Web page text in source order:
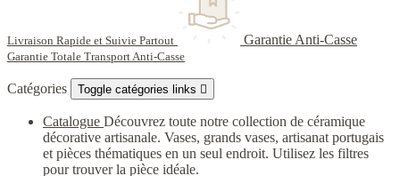
Livraison Rapide et Suivie Partout Garantie Anti-Casse
Garantie Totale Transport Anti-Casse
Catégories Toggle catégories links 
Catalogue Découvrez toute notre collection de céramique
décorative artisanale. Vases, grands vases, artisanat portugais
et pièces thématiques en un seul endroit. Utilisez les filtres
pour trouver la pièce idéale.